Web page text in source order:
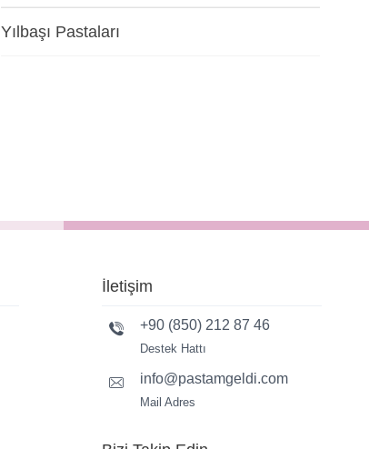
Yılbaşı Pastaları
İletişim
+90 (850) 212 87 46
Destek Hattı
info@pastamgeldi.com
Mail Adres